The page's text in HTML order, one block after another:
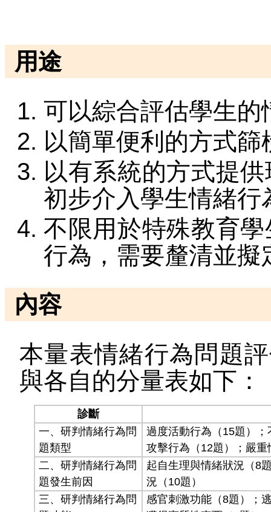
用途
可以綜合評估學生的
以簡單便利的方式
以有系統的方式提
初步介入學生情緒行
不限用於特殊教育
行為，需要釐清並
內容
本量表情緒行為問題
與各自的分量表如下：
診斷
一、研判情緒行為問
題類型
過度活動行為（15題）
攻擊行為（12題）；嚴
二、研判情緒行為問
題發生前因
起自生理與情緒狀況（8
況（10題）
三、研判情緒行為問
感官刺激功能（8題）；